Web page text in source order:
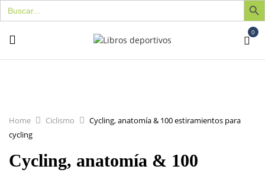
Buscar:
0
Home Ciclismo
Cycling, anatomía & 100 estiramientos para
cycling
Cycling, anatomía & 100